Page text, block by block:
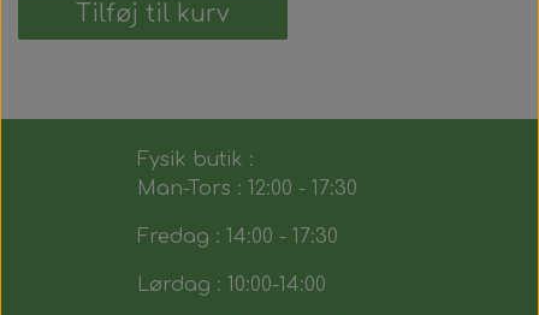
Tilføj til kurv
Fysik butik :
Man-Tors : 12:00 - 17:30
Fredag : 14:00 - 17:30
Lørdag : 10:00-14:00